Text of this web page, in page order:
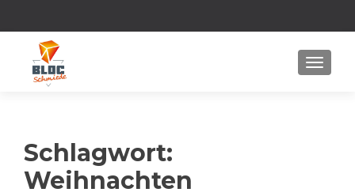
MENU
Schlagwort:
Weihnachten